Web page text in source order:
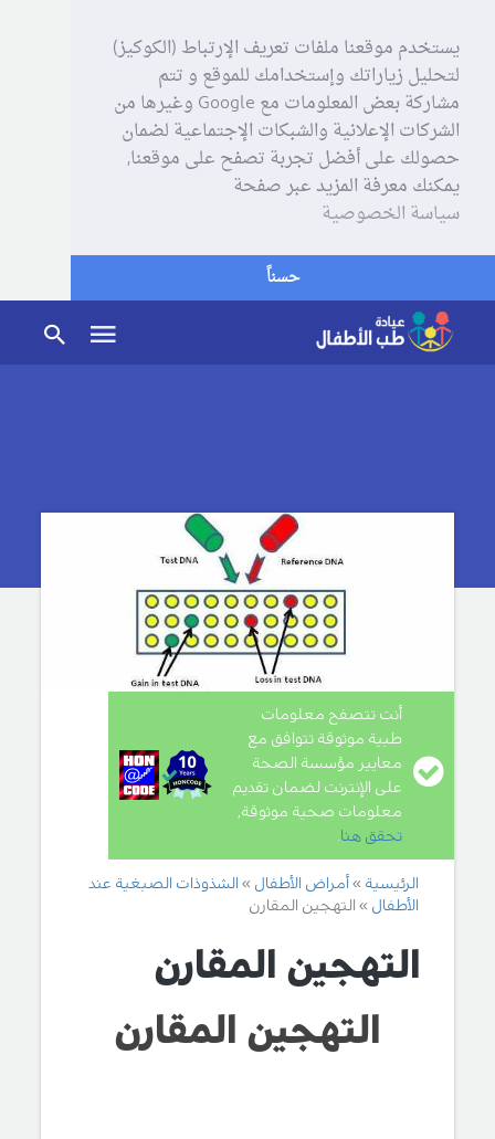
يستخدم موقعنا ملفات تعريف الإرتباط (الكوكيز)
لتحليل زياراتك وإستخدامك للموقع و تتم
مشاركة بعض المعلومات مع Google وغيرها من
الشركات الإعلانية والشبكات الإجتماعية لضمان
حصولك على أفضل تجربة تصفح على موقعنا,
يمكنك معرفة المزيد عبر صفحة
سياسة الخصوصية
حسناً
أنت تتصفح معلومات
طبية موثوقة تتوافق مع
معايير مؤسسة الصحة
على الإنترنت لضمان تقديم
معلومات صحية موثوقة,
تحقق هنا.
الرئيسية أمراض الأطفال
الشذوذات الصبغية عند
الأطفال
التهجين المقارن
التهجين المقارن
التهجين المقارن